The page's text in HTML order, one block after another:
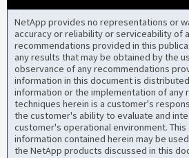
NetApp provides no representations or
accuracy or reliability or serviceability of
recommendations provided in this
any results that may be obtained by the
observance of any recommendations
information in this document is
information or the implementation of any
techniques herein is a customer's
the customer's ability to evaluate and
customer's operational environment.
information contained herein may be
the NetApp products discussed in this